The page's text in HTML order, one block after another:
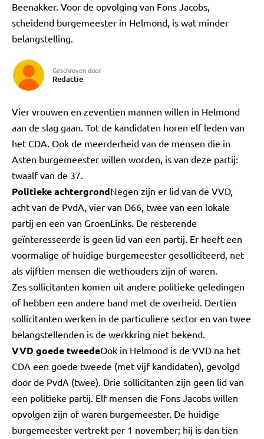
Beenakker. Voor de opvolging van Fons Jacobs,
scheidend burgemeester in Helmond, is wat minder
belangstelling.
Geschreven door
Redactie
Vier vrouwen en zeventien mannen willen in Helmond
aan de slag gaan. Tot de kandidaten horen elf leden van
het CDA. Ook de meerderheid van de mensen die in
Asten burgemeester willen worden, is van deze partij:
twaalf van de 37.
Politieke achtergrondNegen zijn er lid van de VVD,
acht van de PvdA, vier van D66, twee van een lokale
partij en een van GroenLinks. De resterende
geïnteresseerde is geen lid van een partij. Er heeft een
voormalige of huidige burgemeester gesolliciteerd, net
als vijftien mensen die wethouders zijn of waren.
Zes sollicitanten komen uit andere politieke geledingen
of hebben een andere band met de overheid. Dertien
sollicitanten werken in de particuliere sector en van twee
belangstellenden is de werkkring niet bekend.
VVD goede tweedeOok in Helmond is de VVD na het
CDA een goede tweede (met vijf kandidaten), gevolgd
door de PvdA (twee). Drie sollicitanten zijn geen lid van
een politieke partij. Elf mensen die Fons Jacobs willen
opvolgen zijn of waren burgemeester. De huidige
burgemeester vertrekt per 1 november; hij is dan tien